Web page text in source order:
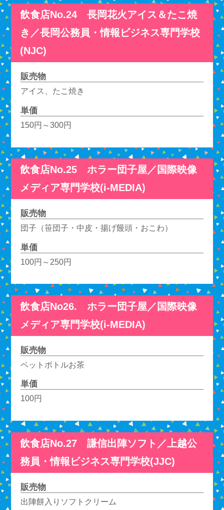
飲食店No.24 長岡花火アイス＆たこ焼
き／長岡公務員・情報ビジネス専門学校
(NJC)
販売物
アイス、たこ焼き
単価
150円～300円
飲食店No.25 ホラー団子屋／国際映像
メディア専門学校(i-MEDIA)
販売物
団子（笹団子・中皮・揚げ饅頭・おこわ）
単価
100円～250円
飲食店No26. ホラー団子屋／国際映像
メディア専門学校(i-MEDIA)
販売物
ペットボトルお茶
単価
100円
飲食店No.27 謙信出陣ソフト／上越公
務員・情報ビジネス専門学校(JJC)
販売物
出陣餅入りソフトクリーム